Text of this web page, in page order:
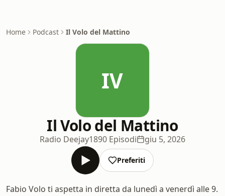
Home Podcast Il Volo del Mattino
IV
Il Volo del Mattino
Radio Deejay1890 Episodi giu 5, 2026
Preferiti
Fabio Volo ti aspetta in diretta da lunedì a venerdì alle 9.